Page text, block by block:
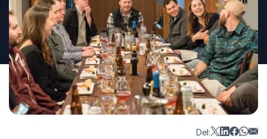
Del: